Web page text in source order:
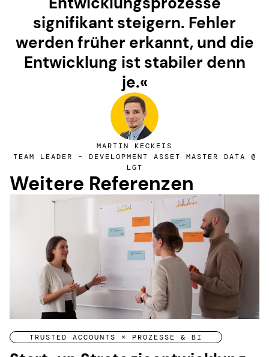
signifikant steigern. Fehler
werden früher erkannt, und die
Entwicklung ist stabiler denn
je.«
MARTIN KECKEIS
TEAM LEADER – DEVELOPMENT ASSET MASTER DATA @
LGT
Weitere Referenzen
TRUSTED ACCOUNTS × PROZESSE & BI